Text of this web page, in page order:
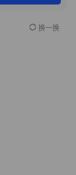
换一换